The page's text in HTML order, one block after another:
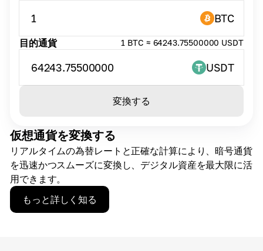
仮想通貨を変換する
リアルタイムの為替レートと正確な計算により、暗号通貨
を迅速かつスムーズに変換し、デジタル資産を最大限に活
用できます。
もっと詳しく知る
1 BTC
目的通貨 1 BTC ≈ 64243.75500000 USDT
64243.75500000 USDT
変換する